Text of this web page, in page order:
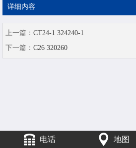
详细内容
上一篇： CT24-1 324240-1
下一篇： C26 320260
电话 地图